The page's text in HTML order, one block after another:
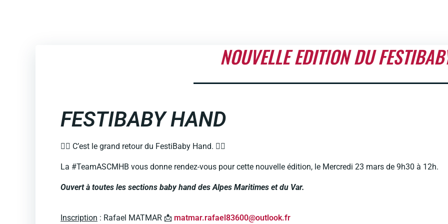
NOUVELLE EDITION DU
FESTIBABY HAND
🤾‍♀️ C’est le grand retour du FestiBaby Hand. 🤾‍♀️
La #TeamASCMHB vous donne rendez-vous pour cette nouvelle édition, le Mercredi 23 mars de 9h30 à 12h.
Ouvert à toutes les sections baby hand des Alpes Maritimes et du Var.
Inscription : Rafael MATMAR 📩 matmar.rafael83600@outlook.fr